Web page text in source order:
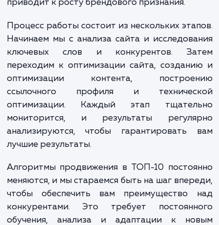
оптимизацию. Все эти действия
учетом постоянно меняющихся
алгоритмов поисковых систем.
Когда ваш сайт входит в ТОП-10, вы
множество преимуществ. Большая
приводит к увеличению трафика, а это в
очередь увеличивает продажи и
Кроме того, посещаемость сайта и
сознание значительно увеличиваются,
приводит к росту брендового признания.
Процесс работы состоит из нескольких
Начинаем мы с анализа сайта и
ключевых слов и конкурентов.
переходим к оптимизации сайта,